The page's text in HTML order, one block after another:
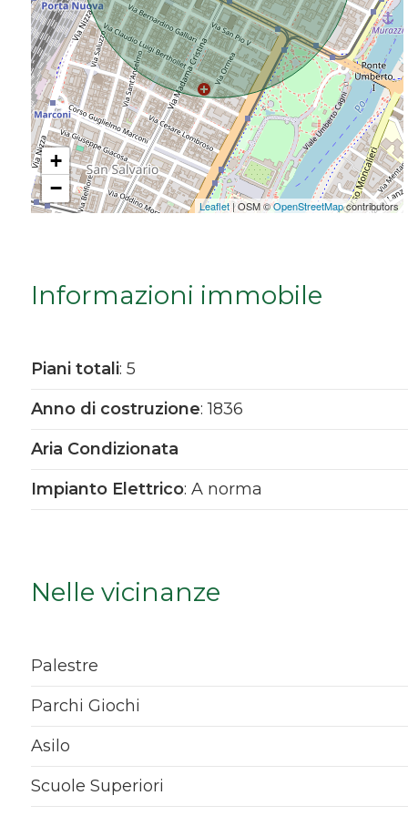
+
−
Leaflet| OSM ©OpenStreetMapcontributors
Informazioni immobile
Piani totali: 5
Anno di costruzione: 1836
Aria Condizionata
Impianto Elettrico: A norma
Nelle vicinanze
Palestre
Parchi Giochi
Asilo
Scuole Superiori
Da € 5.000.000 a € 10.000.000
Oltre € 10.000.000
Totale
mq
Locali
minimi
Qualsiasi
1
3
5+